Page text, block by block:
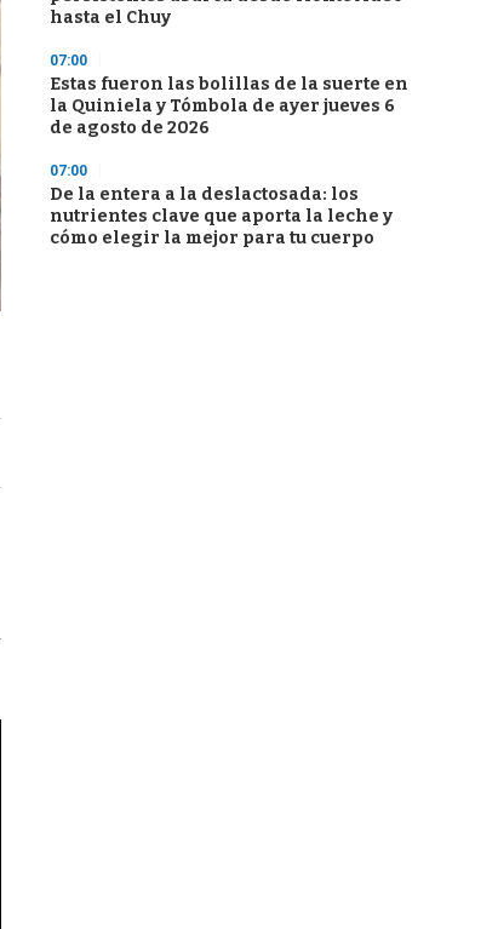
hasta el Chuy
07:00
Estas fueron las bolillas de la suerte en
la Quiniela y Tómbola de ayer jueves 6
de agosto de 2026
07:00
De la entera a la deslactosada: los
nutrientes clave que aporta la leche y
cómo elegir la mejor para tu cuerpo